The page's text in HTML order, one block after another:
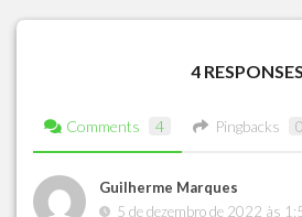
4 RESPONSES
Comments 4 Pingbacks 0
Guilherme Marques
5 de dezembro de 2022 às